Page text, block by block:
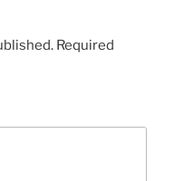
Required